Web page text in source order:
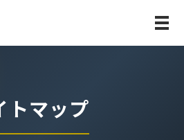
メ
トマップ